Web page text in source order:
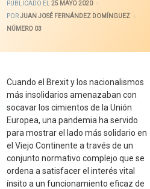
PUBLICADO EL 25 MAYO 2020
PORJUAN JOSÉ FERNÁNDEZ DOMÍNGUEZ
CATEGORÍAS:
NÚMERO 03
Cuando el Brexit y los nacionalismos
más insolidarios amenazaban con
socavar los cimientos de la Unión
Europea, una pandemia ha servido
para mostrar el lado más solidario en
el Viejo Continente a través de un
conjunto normativo complejo que se
ordena a satisfacer el interés vital
ínsito a un funcionamiento eficaz de
Circulación
Ciudadanos
Contagio
Contratación
Controles
Cooperación Transfronteriza
Coronavirus
Covid-19
Emergencias